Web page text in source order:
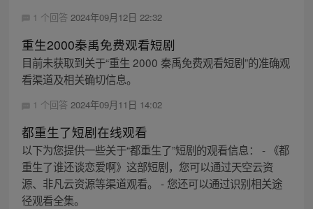
1 个回答 2024年09月12日 22:32
重生2000秦禹免费观看短剧
目前未获取到关于“重生 2000 秦禹免费观看短剧”的准确观
看渠道及相关确切信息。
1 个回答 2024年09月11日 14:02
都重生了短剧在线观看
以下为您提供一些关于“都重生了”短剧的观看信息： - 《都
重生了谁还谈恋爱啊》这部短剧，您可以通过天空云资
源、非凡云资源等渠道观看。 - 您还可以通过识别相关途
径观看全集。